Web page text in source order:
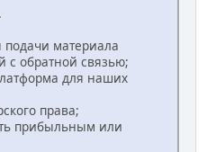
подачи материала
с обратной связью;
для наших
права;
прибыльным или